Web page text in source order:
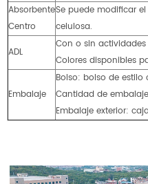
Absorbente
Centro
Se puede modificar
celulosa.
ADL
Con o sin
Colores disponibles
Embalaje
Bolso: bolso de
Cantidad de
Embalaje exterior: